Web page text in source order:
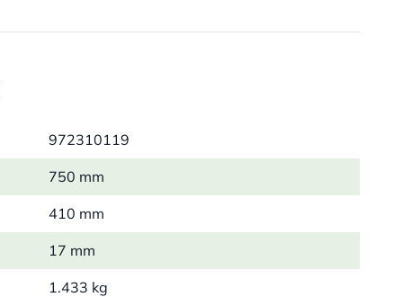
972310119
750 mm
410 mm
17 mm
1.433 kg